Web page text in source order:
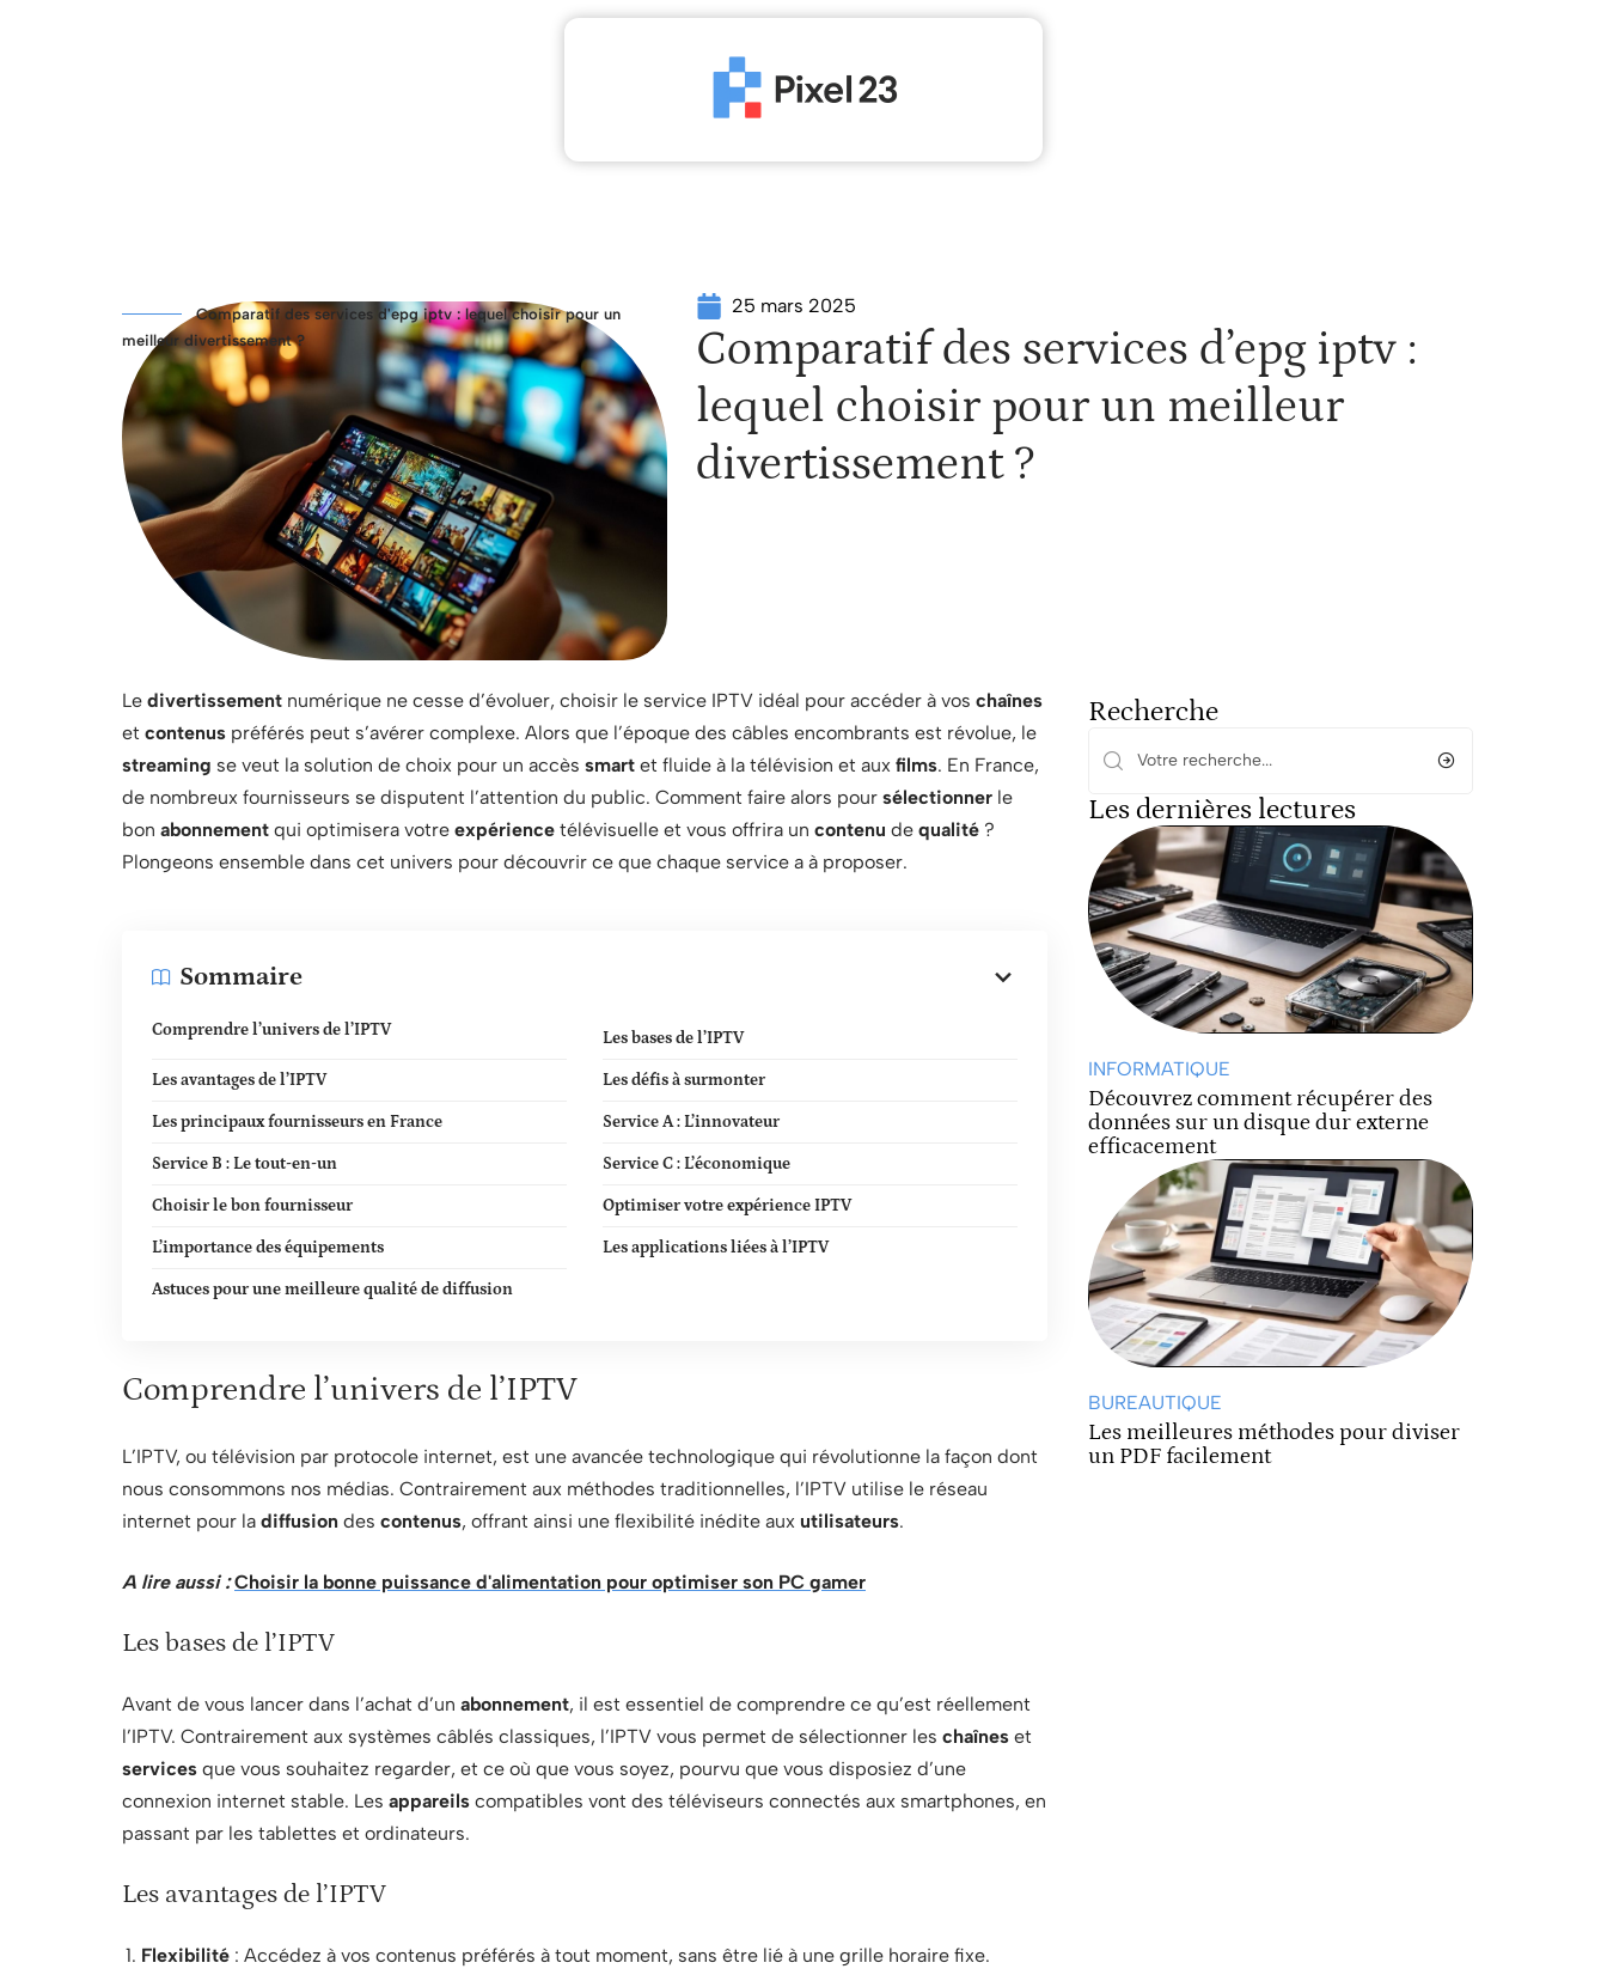
Comparatif des services d'epg iptv : lequel choisir pour un
meilleur divertissement ?
25 mars 2025
Comparatif des services d’epg iptv :
lequel choisir pour un meilleur
divertissement ?
Le divertissement numérique ne cesse d’évoluer, choisir le service IPTV idéal pour accéder à vos chaînes
et contenus préférés peut s’avérer complexe. Alors que l’époque des câbles encombrants est révolue, le
streaming se veut la solution de choix pour un accès smart et fluide à la télévision et aux films. En France,
de nombreux fournisseurs se disputent l’attention du public. Comment faire alors pour sélectionner le
bon abonnement qui optimisera votre expérience télévisuelle et vous offrira un contenu de qualité ?
Plongeons ensemble dans cet univers pour découvrir ce que chaque service a à proposer.
Sommaire
Comprendre l’univers de l’IPTV Les bases de l’IPTV
Les avantages de l’IPTV Les défis à surmonter
Les principaux fournisseurs en France Service A : L’innovateur
Service B : Le tout-en-un Service C : L’économique
Choisir le bon fournisseur Optimiser votre expérience IPTV
L’importance des équipements Les applications liées à l’IPTV
Astuces pour une meilleure qualité de diffusion
Comprendre l’univers de l’IPTV
L’IPTV, ou télévision par protocole internet, est une avancée technologique qui révolutionne la façon dont
nous consommons nos médias. Contrairement aux méthodes traditionnelles, l’IPTV utilise le réseau
internet pour la diffusion des contenus, offrant ainsi une flexibilité inédite aux utilisateurs.
A lire aussi : Choisir la bonne puissance d'alimentation pour optimiser son PC gamer
Les bases de l’IPTV
Avant de vous lancer dans l’achat d’un abonnement, il est essentiel de comprendre ce qu’est réellement
l’IPTV. Contrairement aux systèmes câblés classiques, l’IPTV vous permet de sélectionner les chaînes et
services que vous souhaitez regarder, et ce où que vous soyez, pourvu que vous disposiez d’une
connexion internet stable. Les appareils compatibles vont des téléviseurs connectés aux smartphones, en
passant par les tablettes et ordinateurs.
Les avantages de l’IPTV
Flexibilité : Accédez à vos contenus préférés à tout moment, sans être lié à une grille horaire fixe.
Recherche
Les dernières lectures
INFORMATIQUE
Découvrez comment récupérer des
données sur un disque dur externe
efficacement
BUREAUTIQUE
Les meilleures méthodes pour diviser
un PDF facilement